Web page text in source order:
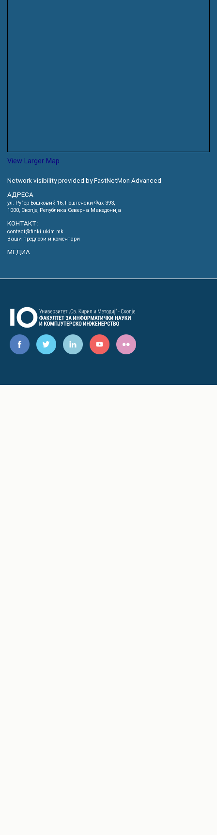
View Larger Map
Network visibility provided by FastNetMon Advanced
АДРЕСА
ул. Руѓер Бошковиќ 16, Пoштенски Фах 393,
1000, Скопје, Република Северна Македонија
КОНТАКТ:
contact@finki.ukim.mk
Ваши предлози и коментари
МЕДИА